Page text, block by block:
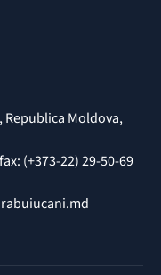
Moldova,
(+373-22) 29-50-69